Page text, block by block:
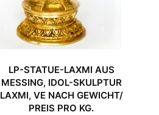
LP-STATUE-LAXMI AUS
MESSING, IDOL-SKULPTUR
LAXMI, VE NACH GEWICHT/
PREIS PRO KG.